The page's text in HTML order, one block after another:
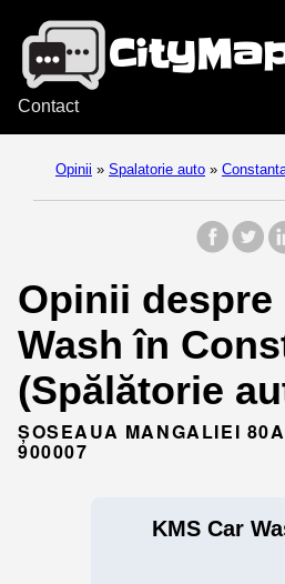
Contact
Opinii » Spalatorie auto »
Opinii despre
Wash în
(Spălătorie
ȘOSEAUA MANGALIEI
900007
KMS Car